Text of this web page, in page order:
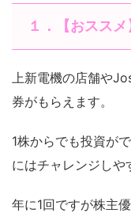
１．【おススメ
上新電機の店舗や
券がもらえます。
1株からでも投資が
にはチャレンジしや
年に1回ですが株主